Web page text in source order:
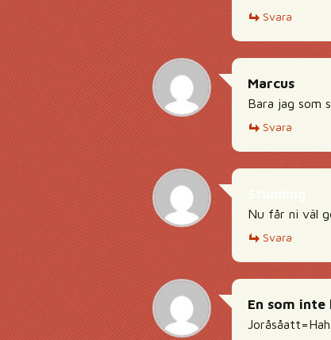
Svara
Marcus
Bara jag som
Svara
Nu får ni väl
Svara
En som inte